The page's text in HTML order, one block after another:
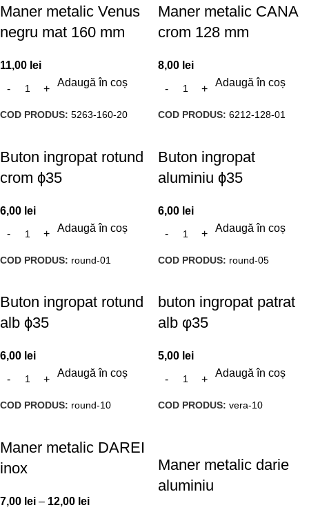
Maner metalic Venus
negru mat 160 mm
11,00 lei
Adaugă în coș
COD PRODUS: 5263-160-20
Maner metalic CANA
crom 128 mm
8,00 lei
Adaugă în coș
COD PRODUS: 6212-128-01
Buton ingropat rotund
crom ϕ35
6,00 lei
Adaugă în coș
COD PRODUS: round-01
Buton ingropat
aluminiu ϕ35
6,00 lei
Adaugă în coș
COD PRODUS: round-05
Buton ingropat rotund
alb ϕ35
6,00 lei
Adaugă în coș
COD PRODUS: round-10
buton ingropat patrat
alb φ35
5,00 lei
Adaugă în coș
COD PRODUS: vera-10
Maner metalic DAREI
inox
7,00 lei – 12,00 lei
Maner metalic darie
aluminiu